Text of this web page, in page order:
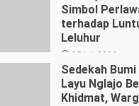
Simbol
terhadap
Leluhur
25 Juli 2026
Sedekah
Layu Nglajo
Khidmat,